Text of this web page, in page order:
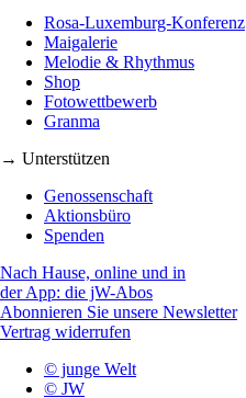
Rosa-Luxemburg-Konferenz
Maigalerie
Melodie & Rhythmus
Shop
Fotowettbewerb
Granma
→ Unterstützen
Genossenschaft
Aktionsbüro
Spenden
Nach Hause, online und in
der App: die jW-Abos
Abonnieren Sie unsere Newsletter
Vertrag widerrufen
© junge Welt
© JW